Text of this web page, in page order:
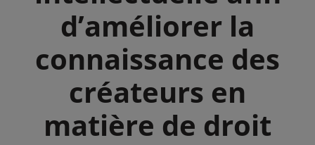
d’améliorer la
connaissance des
créateurs en
matière de droit